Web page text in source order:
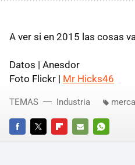
A ver si en 2015 las cosas
Datos | Anesdor
Foto Flickr | Mr Hicks46
FACEBOOKTWITTERFLIPBOARD
E-
WHATSAPP
TEMAS Industria